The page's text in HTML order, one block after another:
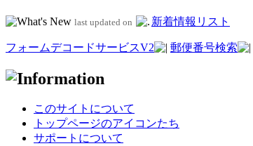
last updated on 新着情報リスト
フォームデコードサービスV2 郵便番号検索
このサイトについて
トップページのアイコンたち
サポートについて